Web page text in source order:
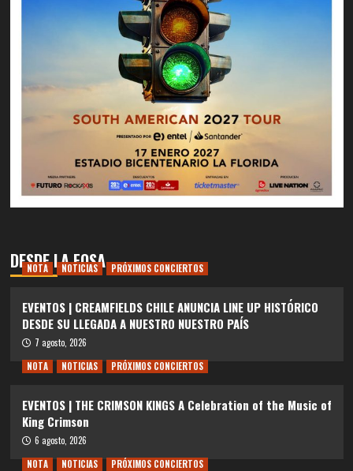
DESDE LA FOSA
NOTA NOTICIAS PRÓXIMOS CONCIERTOS
EVENTOS | CREAMFIELDS CHILE ANUNCIA LINE UP HISTÓRICO
DESDE SU LLEGADA A NUESTRO NUESTRO PAÍS
7 agosto, 2026
NOTA
NOTICIAS PRÓXIMOS CONCIERTOS
EVENTOS | THE CRIMSON KINGS A Celebration of the Music of
King Crimson
6 agosto, 2026
NOTA
NOTICIAS PRÓXIMOS CONCIERTOS